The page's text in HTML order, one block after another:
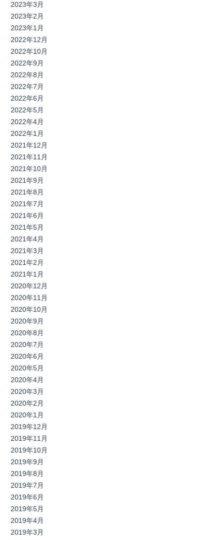
2023年3月
2023年2月
2023年1月
2022年12月
2022年10月
2022年9月
2022年8月
2022年7月
2022年6月
2022年5月
2022年4月
2022年1月
2021年12月
2021年11月
2021年10月
2021年9月
2021年8月
2021年7月
2021年6月
2021年5月
2021年4月
2021年3月
2021年2月
2021年1月
2020年12月
2020年11月
2020年10月
2020年9月
2020年8月
2020年7月
2020年6月
2020年5月
2020年4月
2020年3月
2020年2月
2020年1月
2019年12月
2019年11月
2019年10月
2019年9月
2019年8月
2019年7月
2019年6月
2019年5月
2019年4月
2019年3月